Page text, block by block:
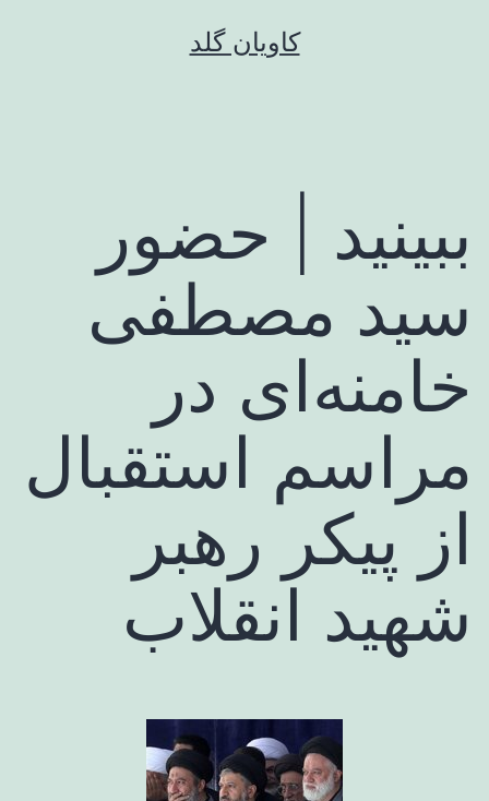
کاویان گلد
ببینید | حضور
سید مصطفی
خامنه‌ای در
مراسم استقبال
از پیکر رهبر
شهید انقلاب